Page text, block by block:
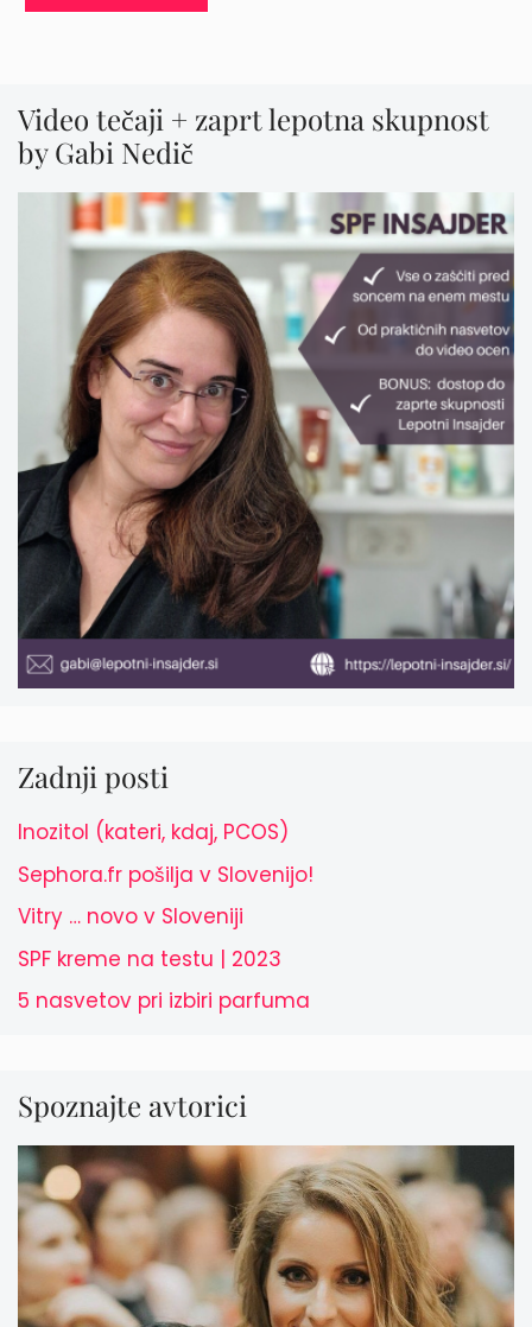
Video tečaji + zaprt lepotna skupnost
by Gabi Nedič
Zadnji posti
Inozitol (kateri, kdaj, PCOS)
Sephora.fr pošilja v Slovenijo!
Vitry … novo v Sloveniji
SPF kreme na testu | 2023
5 nasvetov pri izbiri parfuma
Spoznajte avtorici